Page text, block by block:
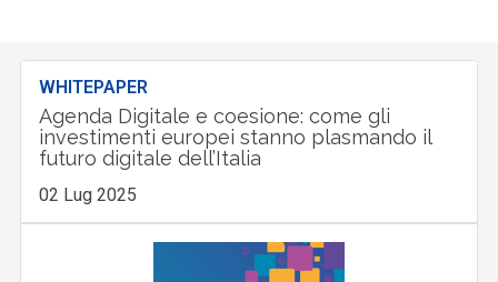
WHITEPAPER
Agenda Digitale e coesione: come gli
investimenti europei stanno plasmando il
futuro digitale dell’Italia
02 Lug 2025